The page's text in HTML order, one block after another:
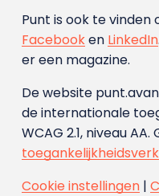
Punt is ook te vinden
Facebooken LinkedIn
er een magazine.
De website
de internationale
WCAG 2.1, niveau
Cookie instellingen|